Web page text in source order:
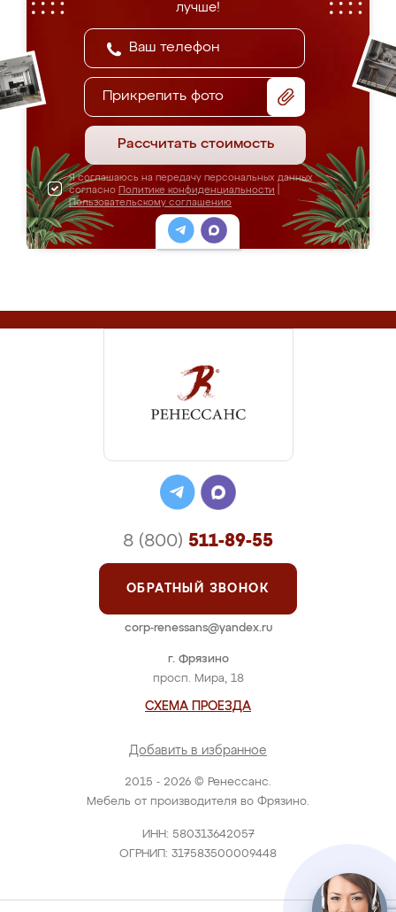
лучше!
Прикрепить фото
Рассчитать стоимость
Я соглашаюсь на передачу персональных данных
согласно Политике конфиденциальности
Пользовательскому соглашению
2015 - 2026 © Ренессанс.
Мебель от производителя во Фрязино.
ИНН: 580313642057
ОГРНИП: 317583500009448
г. Фрязино
просп. Мира, 18
СХЕМА ПРОЕЗДА
Добавить в избранное
8 (800) 511-89-55
ОБРАТНЫЙ ЗВОНОК
corp-renessans@yandex.ru